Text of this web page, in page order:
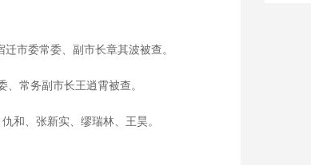
市委常委、副市长章其波被查。
常务副市长王逍霄被查。
、张新实、缪瑞林、王昊。